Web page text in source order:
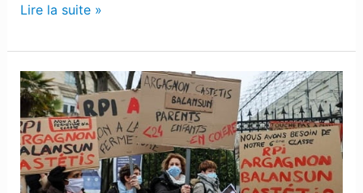
Lire la suite »
Carte
scolaire
:
Des
parents